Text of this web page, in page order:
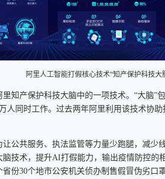
阿里人工智能打假核心技术“知产保护科技大
里知产保护科技大脑中的一项技术。“大脑”
人同时工作。过去两年阿里利用该技术协
让公共服务、执法监管等力量少跑腿，减少
技术，提升AI打假能力，输出疫情防控的
省份30个地市公安机关侦办制售假冒伪劣口